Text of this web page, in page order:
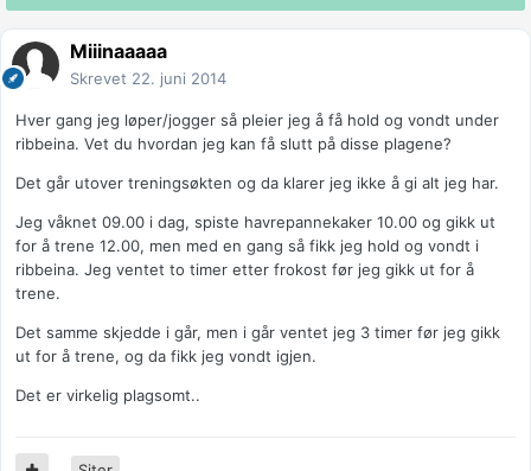
Miiinaaaaa
Skrevet 22. juni 2014
Hver gang jeg løper/jogger så pleier jeg å få hold og vondt under
ribbeina. Vet du hvordan jeg kan få slutt på disse plagene?
Det går utover treningsøkten og da klarer jeg ikke å gi alt jeg har.
Jeg våknet 09.00 i dag, spiste havrepannekaker 10.00 og gikk ut
for å trene 12.00, men med en gang så fikk jeg hold og vondt i
ribbeina. Jeg ventet to timer etter frokost før jeg gikk ut for å
trene.
Det samme skjedde i går, men i går ventet jeg 3 timer før jeg gikk
ut for å trene, og da fikk jeg vondt igjen.
Det er virkelig plagsomt..